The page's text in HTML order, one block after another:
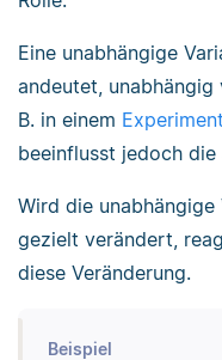
Eine unabhängige
andeutet,
B. in einem Experiment
beeinflusst jedoch
Wird die
gezielt verändert,
diese Veränderung.
Beispiel